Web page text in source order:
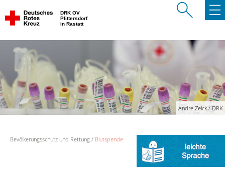
DRK OV
Plittersdorf
in Rastatt
Andre Zelck / DRK
Bevölkerungsschutz und Rettung Blutspende